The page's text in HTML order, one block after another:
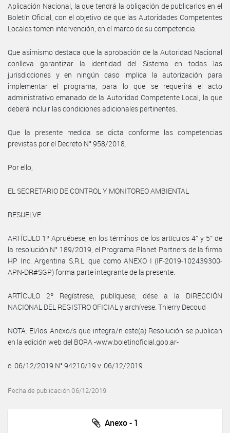
Aplicación Nacional, la que tendrá la obligación de publicarlos en el
Boletín Oficial, con el objetivo de que las Autoridades Competentes
Locales tomen intervención, en el marco de su competencia.
Que asimismo destaca que la aprobación de la Autoridad Nacional
conlleva garantizar la identidad del Sistema en todas las
jurisdicciones y en ningún caso implica la autorización para
implementar el programa, para lo que se requerirá el acto
administrativo emanado de la Autoridad Competente Local, la que
deberá incluir las condiciones adicionales pertinentes.
Que la presente medida se dicta conforme las competencias
previstas por el Decreto N° 958/2018.
Por ello,
EL SECRETARIO DE CONTROL Y MONITOREO AMBIENTAL
RESUELVE:
ARTÍCULO 1º Apruébese, en los términos de los artículos 4° y 5° de
la resolución N° 189/2019, el Programa Planet Partners de la firma
HP Inc. Argentina S.R.L. que como ANEXO I (IF-2019-102439300-
APN-DR#SGP) forma parte integrante de la presente.
ARTÍCULO 2º Regístrese, publíquese, dése a la DIRECCIÓN
NACIONAL DEL REGISTRO OFICIAL y archívese. Thierry Decoud
NOTA: El/los Anexo/s que integra/n este(a) Resolución se publican
en la edición web del BORA -www.boletinoficial.gob.ar-
e. 06/12/2019 N° 94210/19 v. 06/12/2019
Fecha de publicación 06/12/2019
Anexo - 1